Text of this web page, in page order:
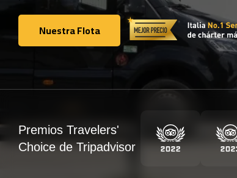
Nuestra Flota
Nuestra Flota
Premios Travelers'
Choice de Tripadvisor